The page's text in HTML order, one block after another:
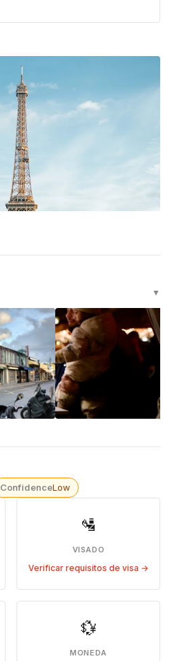
▼
ConfidenceLow
🛂
VISADO
Verificar requisitos de visa →
💱
MONEDA